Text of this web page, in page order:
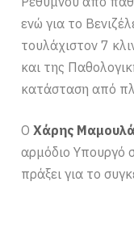
ενώ για το
τουλάχιστον 7
και της
κατάσταση από
ΟΧάρης
αρμόδιο Υπουργό
πράξει για το